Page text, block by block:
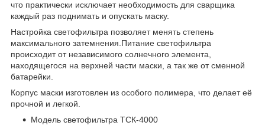
что практически исключает необходимость для сварщика
каждый раз поднимать и опускать маску.
Настройка светофильтра позволяет менять степень
максимального затемнения.Питание светофильтра
происходит от независимого солнечного элемента,
находящегося на верхней части маски, а так же от сменной
батарейки.
Корпус маски изготовлен из особого полимера, что делает её
прочной и легкой.
Модель светофильтра ТСК-4000